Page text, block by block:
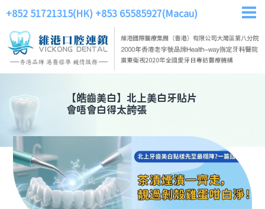
+852 51721315(HK) +853 65585927(Macau)
【皓齒美白】 北上美白牙貼片
會唔會白得太誇張